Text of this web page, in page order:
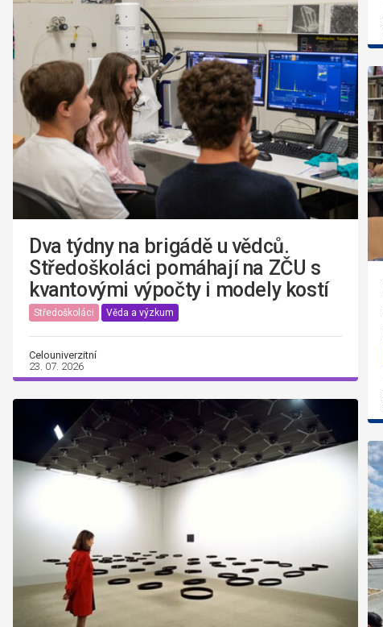
Dva týdny na brigádě u vědců.
Středoškoláci pomáhají na ZČU s
kvantovými výpočty i modely kostí
Středoškoláci Věda a výzkum
Celouniverzitní
23. 07. 2026